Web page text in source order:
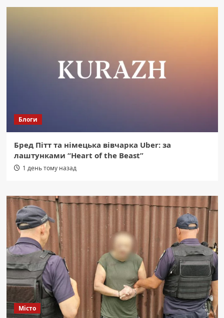
Блоги
Бред Пітт та німецька вівчарка Uber: за
лаштунками “Heart of the Beast”
1 день тому назад
Місто